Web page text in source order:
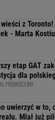
z
- Marta
etap GAT
dla
PROMOCYJNY
uwierzyć w to,
Miał już